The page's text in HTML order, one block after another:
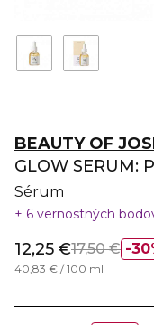
BEAUTY OF
GLOW SERUM:
Sérum
6 vernostných
12,25 €17,50 €
40,83 € / 100 ml